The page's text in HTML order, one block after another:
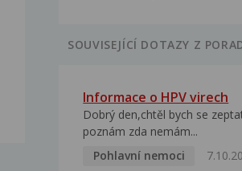
SOUVISEJÍCÍ DOTAZY Z
Informace o HPV virech
Dobrý den,chtěl bych se
poznám zda nemám...
Pohlavní nemoci